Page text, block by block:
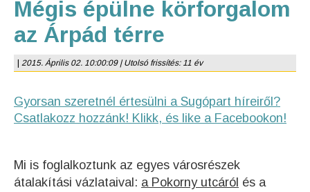
Mégis épülne körforgalom
az Árpád térre
2015. Április 02. 10:00:09 | Utolsó frissítés: 11 év
Gyorsan szeretnél értesülni a Sugópart híreiről?
Csatlakozz hozzánk! Klikk, és like a Facebookon!
Mi is foglalkoztunk az egyes városrészek
átalakítási vázlataival: a Pokorny utcáról és a